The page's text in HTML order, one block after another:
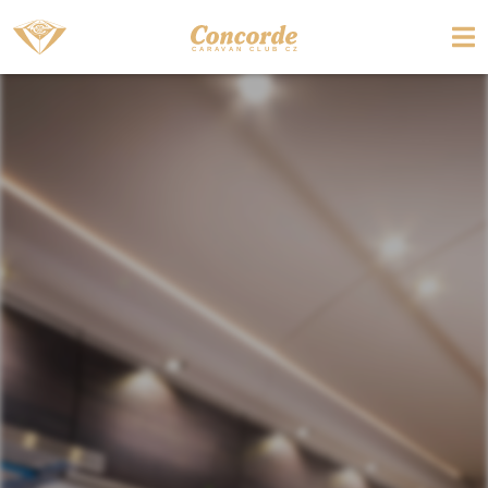
C ARAVAN CLUB CZ